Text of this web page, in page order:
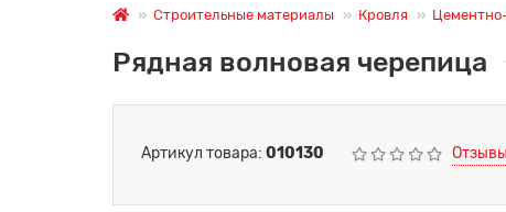
Строительные материалы Кровля
Рядная волновая черепица
Артикул товара: 010130